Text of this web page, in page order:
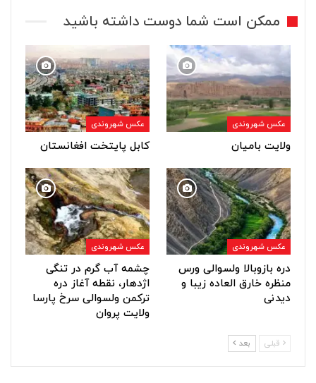
ممکن است شما دوست داشته باشید
عکس شهروندی
ولایت بامیان
عکس شهروندی
کابل پایتخت افغانستان
عکس شهروندی
دره بازوبالا ولسوالی ورس
منظره خارق العاده زیبا و
دیدنی
عکس شهروندی
چشمه آب گرم در تنگی
اژدهار، نقطه آغاز دره
ترکمن ولسوالی سرخ پارسا
ولایت پروان
قبلی بعد